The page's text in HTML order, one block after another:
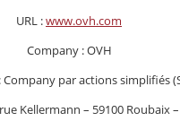
URL :www.ovh.com
Company : OVH
Company par actions simplifiés
Kellermann – 59100 Roubaix